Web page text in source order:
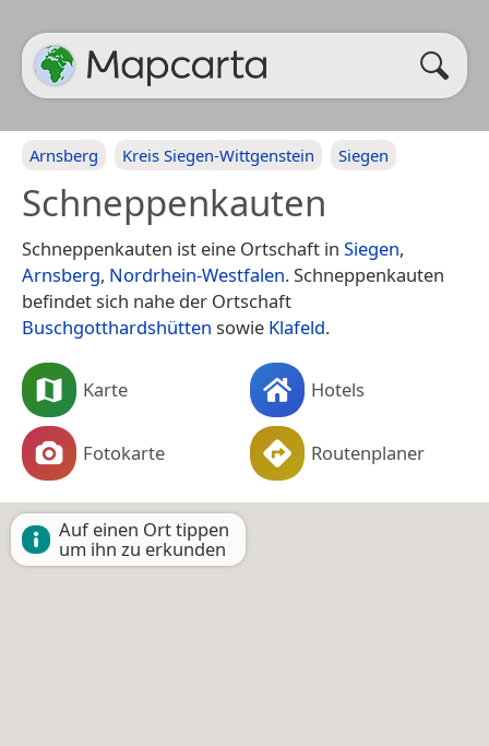
Arnsberg Kreis Siegen-Wittgenstein Siegen
Schneppenkauten
Schneppenkauten ist eine Ortschaft in Siegen,
Arnsberg, Nordrhein-Westfalen. Schneppenkauten
befindet sich nahe der Ortschaft
Buschgotthardshütten sowie Klafeld.
Karte Hotels
Fotokarte Routenplaner
Auf einen Ort tippen
um ihn zu erkunden